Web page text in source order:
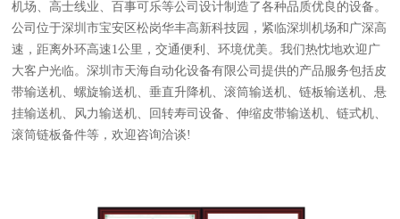
机场、高士线业、百事可乐等公司设计制造了各种品质优良的设备。
公司位于深圳市宝安区松岗华丰高新科技园，紧临深圳机场和广深高
速，距离外环高速1公里，交通便利、环境优美。我们热忱地欢迎广
大客户光临。深圳市天海自动化设备有限公司提供的产品服务包括皮
带输送机、螺旋输送机、垂直升降机、滚筒输送机、链板输送机、悬
挂输送机、风力输送机、回转寿司设备、伸缩皮带输送机、链式机、
滚筒链板备件等，欢迎咨询洽谈!